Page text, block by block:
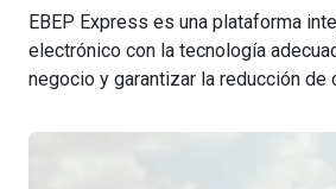
EBEP Express es una plataforma
electrónico con la tecnología
negocio y garantizar la reducción de